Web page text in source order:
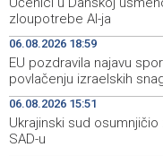
19:45
Novi Travnik
heritage project
19:33
Crishock: OHR
political stakeholders in
19:32
Velika nagrada
2028. godine
zloupotrebe AI-ja
06.08.2026 18:59
EU pozdravila najavu
povlačenju izraelskih
06.08.2026 15:51
Ukrajinski sud
SAD-u